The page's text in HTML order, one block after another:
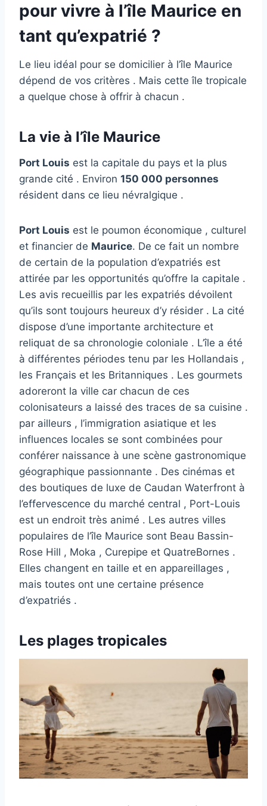
pour vivre à l’île Maurice en
tant qu’expatrié ?
Le lieu idéal pour se domicilier à l’île Maurice
dépend de vos critères . Mais cette île tropicale
a quelque chose à offrir à chacun .
La vie à l’île Maurice
Port Louis est la capitale du pays et la plus
grande cité . Environ 150 000 personnes
résident dans ce lieu névralgique .
Port Louis est le poumon économique , culturel
et financier de Maurice. De ce fait un nombre
de certain de la population d’expatriés est
attirée par les opportunités qu’offre la capitale .
Les avis recueillis par les expatriés dévoilent
qu’ils sont toujours heureux d’y résider . La cité
dispose d’une importante architecture et
reliquat de sa chronologie coloniale . L’île a été
à différentes périodes tenu par les Hollandais ,
les Français et les Britanniques . Les gourmets
adoreront la ville car chacun de ces
colonisateurs a laissé des traces de sa cuisine .
par ailleurs , l’immigration asiatique et les
influences locales se sont combinées pour
conférer naissance à une scène gastronomique
géographique passionnante . Des cinémas et
des boutiques de luxe de Caudan Waterfront à
l’effervescence du marché central , Port-Louis
est un endroit très animé . Les autres villes
populaires de l’île Maurice sont Beau Bassin-
Rose Hill , Moka , Curepipe et QuatreBornes .
Elles changent en taille et en appareillages ,
mais toutes ont une certaine présence
d’expatriés .
Les plages tropicales